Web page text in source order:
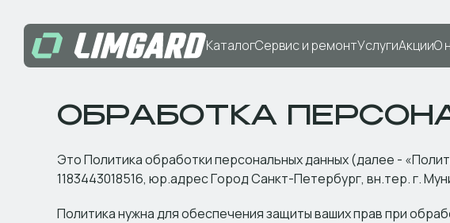
КаталогСервис и ремонтУслугиАкцииО
ОБРАБОТКА
Это Политика обработки персональных данных (далее -
1183443018516, юр.адрес Город Санкт-Петербург, вн.тер. г.
Политика нужна для обеспечения защиты ваших прав при